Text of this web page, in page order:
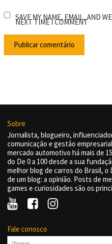
SAVE MY NAME, EMAIL, AND
NEXT TIME I COMMENT
Sobre
Jornalista, blogueiro,
comunicação e gestão
mercado automotivo há mais de
do De 0 a 100 desde a sua
melhor blog de carros do Brasil, o
de um blog: a opinião. Posts de
games e curiosidades são os
Fale conosco